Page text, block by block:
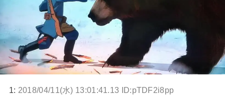
1: 2018/04/11(水) 13:01:41.13 ID:pTDF2i8pp